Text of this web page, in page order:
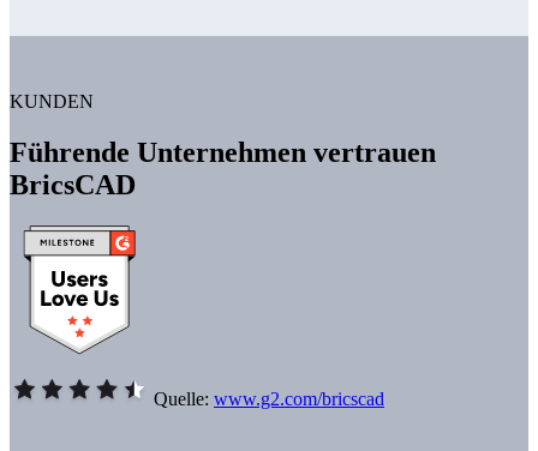
KUNDEN
Führende Unternehmen vertrauen
BricsCAD
Quelle:www.g2.com/bricscad